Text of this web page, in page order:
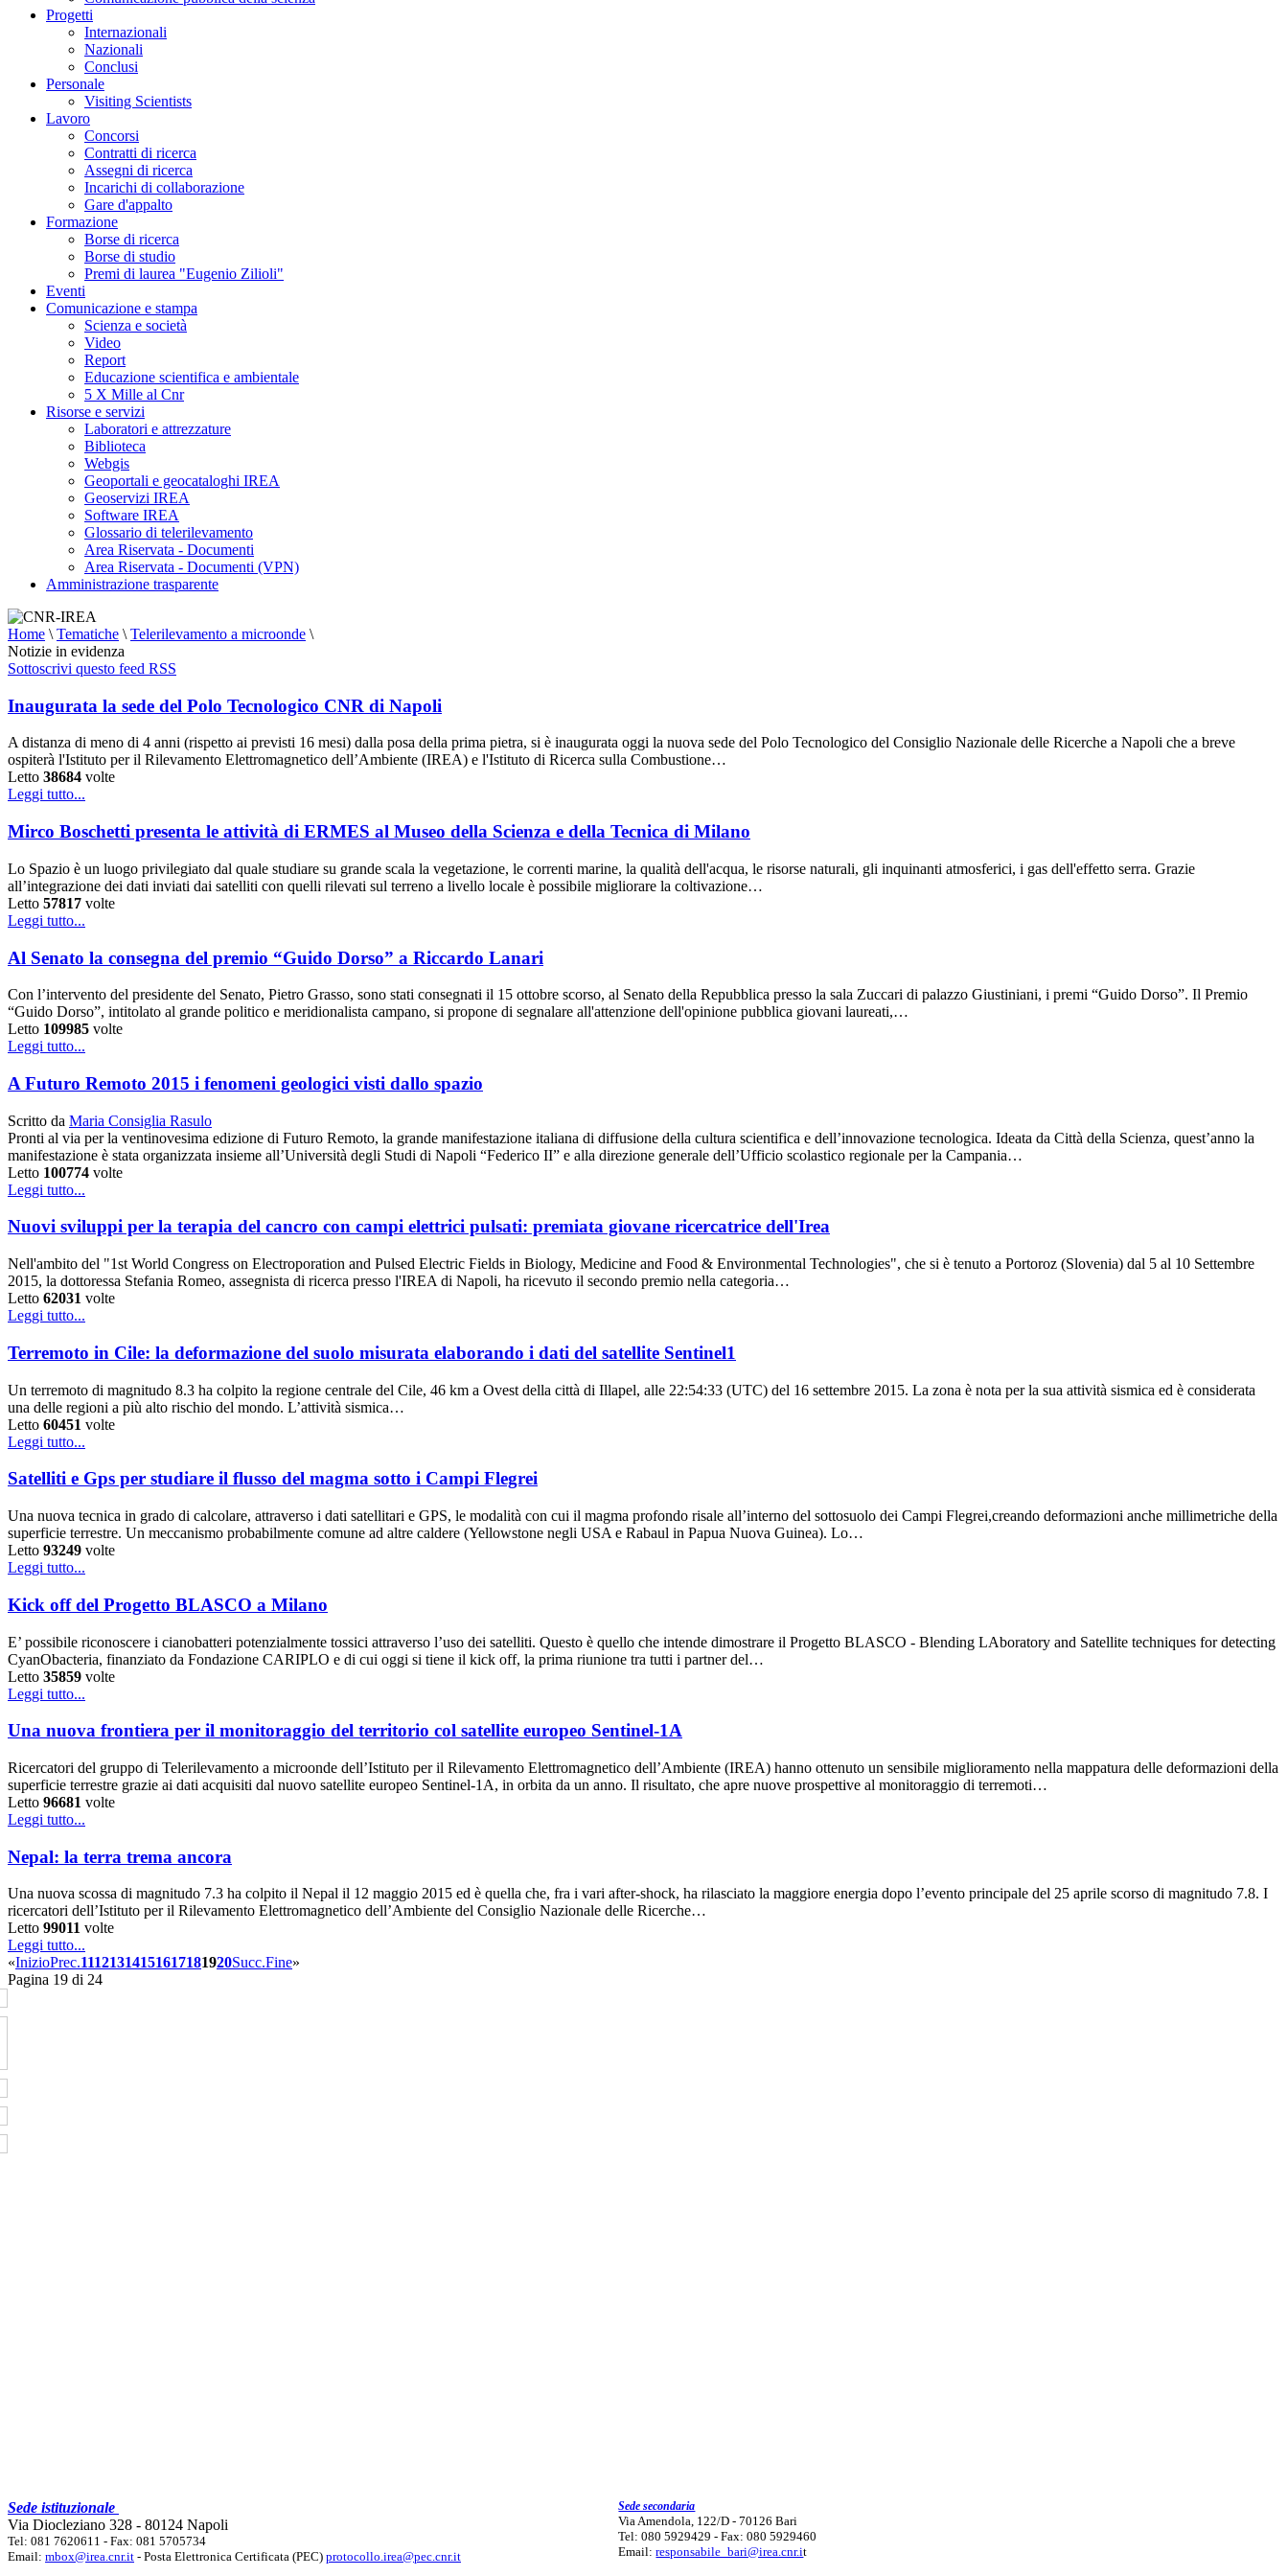
Progetti
Internazionali
Nazionali
Conclusi
Personale
Visiting Scientists
Lavoro
Concorsi
Contratti di ricerca
Assegni di ricerca
Incarichi di collaborazione
Gare d'appalto
Formazione
Borse di ricerca
Borse di studio
Premi di laurea "Eugenio Zilioli"
Eventi
Comunicazione e stampa
Scienza e società
Video
Report
Educazione scientifica e ambientale
5 X Mille al Cnr
Risorse e servizi
Laboratori e attrezzature
Biblioteca
Webgis
Geoportali e geocataloghi IREA
Geoservizi IREA
Software IREA
Glossario di telerilevamento
Area Riservata - Documenti
Area Riservata - Documenti (VPN)
Amministrazione trasparente
Home \ Tematiche \ Telerilevamento a microonde \
Notizie in evidenza
Sottoscrivi questo feed RSS
Inaugurata la sede del Polo Tecnologico CNR di Napoli
A distanza di meno di 4 anni (rispetto ai previsti 16 mesi) dalla posa della prima pietra, si è inaugurata oggi la nuova sede del Polo Tecnologico del Consiglio Nazionale delle Ricerche a Napoli che a breve
ospiterà l'Istituto per il Rilevamento Elettromagnetico dell’Ambiente (IREA) e l'Istituto di Ricerca sulla Combustione…
Letto 38684 volte
Leggi tutto...
Mirco Boschetti presenta le attività di ERMES al Museo della Scienza e della Tecnica di Milano
Lo Spazio è un luogo privilegiato dal quale studiare su grande scala la vegetazione, le correnti marine, la qualità dell'acqua, le risorse naturali, gli inquinanti atmosferici, i gas dell'effetto serra. Grazie
all’integrazione dei dati inviati dai satelliti con quelli rilevati sul terreno a livello locale è possibile migliorare la coltivazione…
Letto 57817 volte
Leggi tutto...
Al Senato la consegna del premio “Guido Dorso” a Riccardo Lanari
Con l’intervento del presidente del Senato, Pietro Grasso, sono stati consegnati il 15 ottobre scorso, al Senato della Repubblica presso la sala Zuccari di palazzo Giustiniani, i premi “Guido Dorso”. Il Premio
“Guido Dorso”, intitolato al grande politico e meridionalista campano, si propone di segnalare all'attenzione dell'opinione pubblica giovani laureati,…
Letto 109985 volte
Leggi tutto...
A Futuro Remoto 2015 i fenomeni geologici visti dallo spazio
Scritto da Maria Consiglia Rasulo
Pronti al via per la ventinovesima edizione di Futuro Remoto, la grande manifestazione italiana di diffusione della cultura scientifica e dell’innovazione tecnologica. Ideata da Città della Scienza, quest’anno la
manifestazione è stata organizzata insieme all’Università degli Studi di Napoli “Federico II” e alla direzione generale dell’Ufficio scolastico regionale per la Campania…
Letto 100774 volte
Leggi tutto...
Nuovi sviluppi per la terapia del cancro con campi elettrici pulsati: premiata giovane ricercatrice dell'Irea
Nell'ambito del "1st World Congress on Electroporation and Pulsed Electric Fields in Biology, Medicine and Food & Environmental Technologies", che si è tenuto a Portoroz (Slovenia) dal 5 al 10 Settembre
2015, la dottoressa Stefania Romeo, assegnista di ricerca presso l'IREA di Napoli, ha ricevuto il secondo premio nella categoria…
Letto 62031 volte
Leggi tutto...
Terremoto in Cile: la deformazione del suolo misurata elaborando i dati del satellite Sentinel1
Un terremoto di magnitudo 8.3 ha colpito la regione centrale del Cile, 46 km a Ovest della città di Illapel, alle 22:54:33 (UTC) del 16 settembre 2015. La zona è nota per la sua attività sismica ed è considerata
una delle regioni a più alto rischio del mondo. L’attività sismica…
Letto 60451 volte
Leggi tutto...
Satelliti e Gps per studiare il flusso del magma sotto i Campi Flegrei
Una nuova tecnica in grado di calcolare, attraverso i dati satellitari e GPS, le modalità con cui il magma profondo risale all’interno del sottosuolo dei Campi Flegrei,creando deformazioni anche millimetriche della
superficie terrestre. Un meccanismo probabilmente comune ad altre caldere (Yellowstone negli USA e Rabaul in Papua Nuova Guinea). Lo…
Letto 93249 volte
Leggi tutto...
Kick off del Progetto BLASCO a Milano
E’ possibile riconoscere i cianobatteri potenzialmente tossici attraverso l’uso dei satelliti. Questo è quello che intende dimostrare il Progetto BLASCO - Blending LAboratory and Satellite techniques for detecting
CyanObacteria, finanziato da Fondazione CARIPLO e di cui oggi si tiene il kick off, la prima riunione tra tutti i partner del…
Letto 35859 volte
Leggi tutto...
Una nuova frontiera per il monitoraggio del territorio col satellite europeo Sentinel-1A
Ricercatori del gruppo di Telerilevamento a microonde dell’Istituto per il Rilevamento Elettromagnetico dell’Ambiente (IREA) hanno ottenuto un sensibile miglioramento nella mappatura delle deformazioni della
superficie terrestre grazie ai dati acquisiti dal nuovo satellite europeo Sentinel-1A, in orbita da un anno. Il risultato, che apre nuove prospettive al monitoraggio di terremoti…
Letto 96681 volte
Leggi tutto...
Nepal: la terra trema ancora
Una nuova scossa di magnitudo 7.3 ha colpito il Nepal il 12 maggio 2015 ed è quella che, fra i vari after-shock, ha rilasciato la maggiore energia dopo l’evento principale del 25 aprile scorso di magnitudo 7.8. I
ricercatori dell’Istituto per il Rilevamento Elettromagnetico dell’Ambiente del Consiglio Nazionale delle Ricerche…
Letto 99011 volte
Leggi tutto...
«InizioPrec.11121314151617181920Succ.Fine»
Pagina 19 di 24
Sede istituzionale
Via Diocleziano 328 - 80124 Napoli
Tel: 081 7620611 - Fax: 081 5705734
Email: mbox@irea.cnr.it - Posta Elettronica Certificata (PEC) protocollo.irea@pec.cnr.it
Sede secondaria
Via Amendola, 122/D - 70126 Bari
Tel: 080 5929429 - Fax: 080 5929460
Email:responsabile_bari@irea.cnr.it